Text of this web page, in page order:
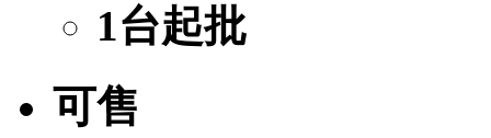
1台起批
可售